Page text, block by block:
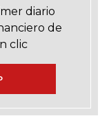
diario
de
clic